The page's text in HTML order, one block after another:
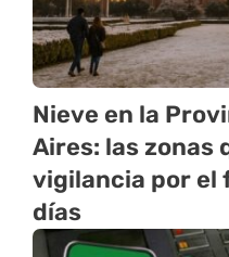
Nieve en la
Aires: las zonas
vigilancia por el
días